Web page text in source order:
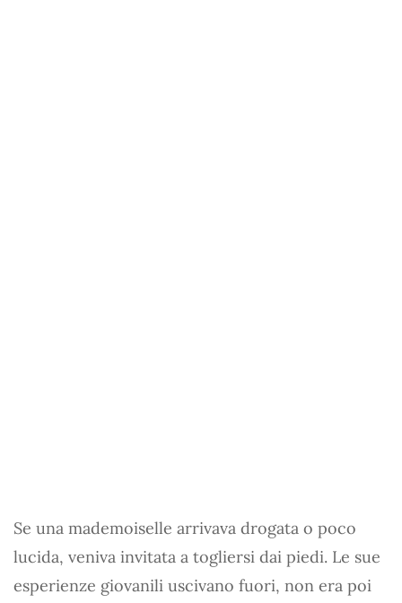
Se una mademoiselle arrivava drogata o poco
lucida, veniva invitata a togliersi dai piedi. Le sue
esperienze giovanili uscivano fuori, non era poi